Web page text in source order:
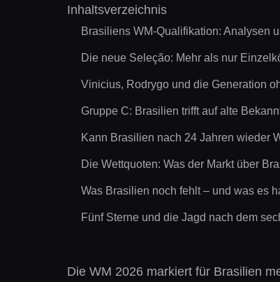
Inhaltsverzeichnis
Brasiliens WM-Qualifikation: Analysen
Die neue Seleção: Mehr als nur
Vinicius, Rodrygo und die Generation
Gruppe C: Brasilien trifft auf alte
Kann Brasilien nach 24 Jahren wieder
Die Wettquoten: Was der Markt über
Was Brasilien noch fehlt – und was es
Fünf Sterne und die Jagd nach dem
Die WM 2026 markiert für Brasilien